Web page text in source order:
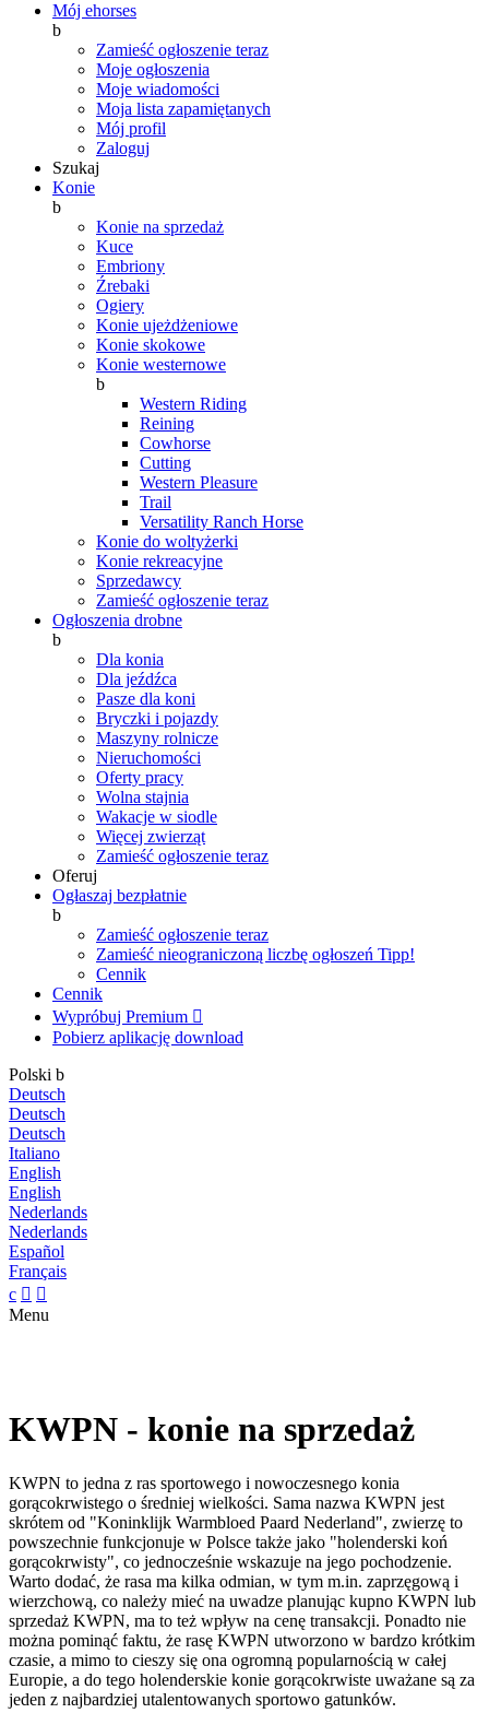
Mój ehorses
b
Zamieść ogłoszenie teraz
Moje ogłoszenia
Moje wiadomości
Moja lista zapamiętanych
Mój profil
Zaloguj
Szukaj
Konie
b
Konie na sprzedaż
Kuce
Embriony
Źrebaki
Ogiery
Konie ujeżdżeniowe
Konie skokowe
Konie westernowe
b
Western Riding
Reining
Cowhorse
Cutting
Western Pleasure
Trail
Versatility Ranch Horse
Konie do woltyżerki
Konie rekreacyjne
Sprzedawcy
Zamieść ogłoszenie teraz
Ogłoszenia drobne
b
Dla konia
Dla jeźdźca
Pasze dla koni
Bryczki i pojazdy
Maszyny rolnicze
Nieruchomości
Oferty pracy
Wolna stajnia
Wakacje w siodle
Więcej zwierząt
Zamieść ogłoszenie teraz
Oferuj
Ogłaszaj bezpłatnie
b
Zamieść ogłoszenie teraz
Zamieść nieograniczoną liczbę ogłoszeń Tipp!
Cennik
Cennik
Wypróbuj Premium 
Pobierz aplikację download
Polski b
Deutsch
Deutsch
Deutsch
Italiano
English
English
Nederlands
Nederlands
Español
Français
c  
Menu
KWPN - konie na sprzedaż
KWPN to jedna z ras sportowego i nowoczesnego konia
gorącokrwistego o średniej wielkości. Sama nazwa KWPN jest
skrótem od "Koninklijk Warmbloed Paard Nederland", zwierzę to
powszechnie funkcjonuje w Polsce także jako "holenderski koń
gorącokrwisty", co jednocześnie wskazuje na jego pochodzenie.
Warto dodać, że rasa ma kilka odmian, w tym m.in. zaprzęgową i
wierzchową, co należy mieć na uwadze planując kupno KWPN lub
sprzedaż KWPN, ma to też wpływ na cenę transakcji. Ponadto nie
można pominąć faktu, że rasę KWPN utworzono w bardzo krótkim
czasie, a mimo to cieszy się ona ogromną popularnością w całej
Europie, a do tego holenderskie konie gorącokrwiste uważane są za
jeden z najbardziej utalentowanych sportowo gatunków.